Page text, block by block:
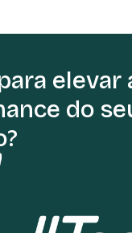
elevar
do